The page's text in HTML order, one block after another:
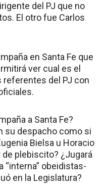
del PJ que no
El otro fue Carlos
en Santa Fe que
ver cual es el
del PJ con
a Santa Fe?
su despacho como si
Bielsa u Horacio
de plebiscito? ¿Jugará
“interna” obeidistas-
en la Legislatura?